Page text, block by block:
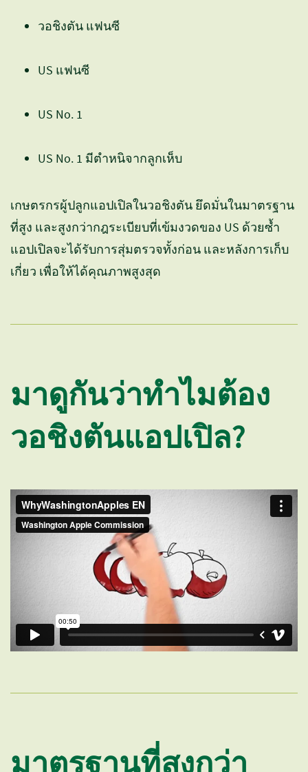
วอชิงตัน แฟนซี
US แฟนซี
US No. 1
US No. 1 มีตำหนิจากลูกเห็บ
เกษตรกรผู้ปลูกแอปเปิลในวอชิงตัน ยึดมั่นในมาตรฐาน
ที่สูง และสูงกว่ากฎระเบียบที่เข้มงวดของ US ด้วยซ้ำ
แอปเปิลจะได้รับการสุ่มตรวจทั้งก่อน และหลังการเก็บ
เกี่ยว เพื่อให้ได้คุณภาพสูงสุด
มาดูกันว่าทำไมต้อง
วอชิงตันแอปเปิล?
มาตรฐานที่สูงกว่า